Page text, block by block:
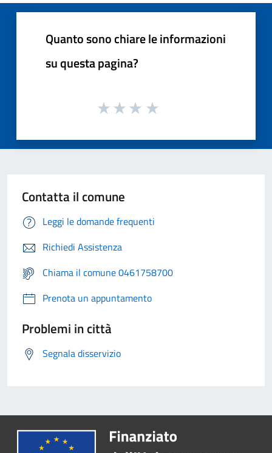
Quanto sono chiare le informazioni
su questa pagina?
Contatta il comune
Leggi le domande frequenti
Richiedi Assistenza
Chiama il comune 0461758700
Prenota un appuntamento
Problemi in città
Segnala disservizio